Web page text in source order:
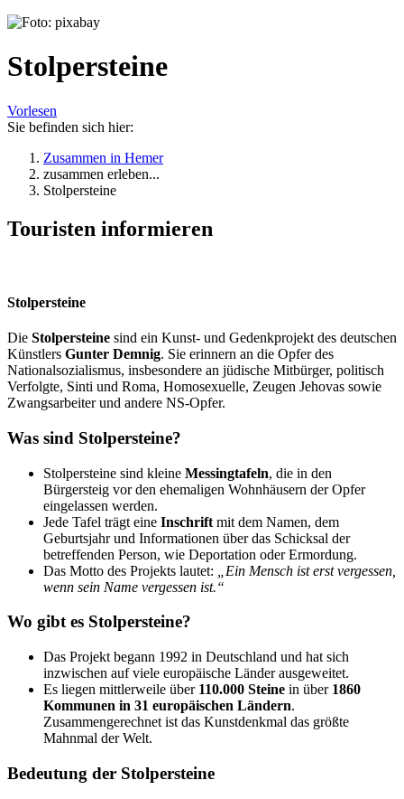
Stolpersteine
Vorlesen
Sie befinden sich hier:
Zusammen in Hemer
zusammen erleben...
Stolpersteine
Touristen informieren
Stolpersteine
Die Stolpersteine sind ein Kunst- und Gedenkprojekt des deutschen
Künstlers Gunter Demnig. Sie erinnern an die Opfer des
Nationalsozialismus, insbesondere an jüdische Mitbürger, politisch
Verfolgte, Sinti und Roma, Homosexuelle, Zeugen Jehovas sowie
Zwangsarbeiter und andere NS-Opfer.
Was sind Stolpersteine?
Stolpersteine sind kleine Messingtafeln, die in den
Bürgersteig vor den ehemaligen Wohnhäusern der Opfer
eingelassen werden.
Jede Tafel trägt eine Inschrift mit dem Namen, dem
Geburtsjahr und Informationen über das Schicksal der
betreffenden Person, wie Deportation oder Ermordung.
Das Motto des Projekts lautet:
„Ein Mensch ist erst vergessen,
wenn sein Name vergessen ist.“
Wo gibt es Stolpersteine?
Das Projekt begann 1992 in Deutschland und hat sich
inzwischen auf viele europäische Länder ausgeweitet.
Es liegen mittlerweile über 110.000 Steine in über 1860
Kommunen in 31 europäischen Ländern.
Zusammengerechnet ist das Kunstdenkmal das größte
Mahnmal der Welt.
Bedeutung der Stolpersteine